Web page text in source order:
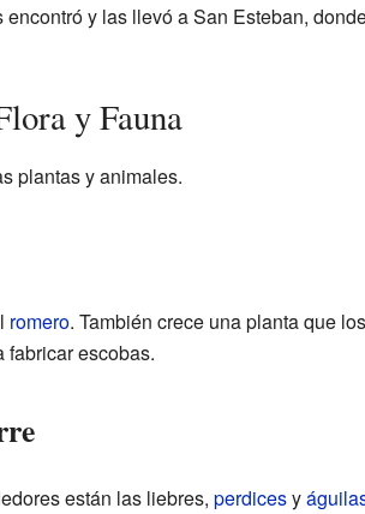
encontró y las llevó a San Esteban,
y Fauna
plantas y animales.
romero. También crece una planta que
fabricar escobas.
están las liebres, perdicesy